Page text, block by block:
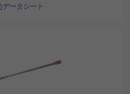
データシート